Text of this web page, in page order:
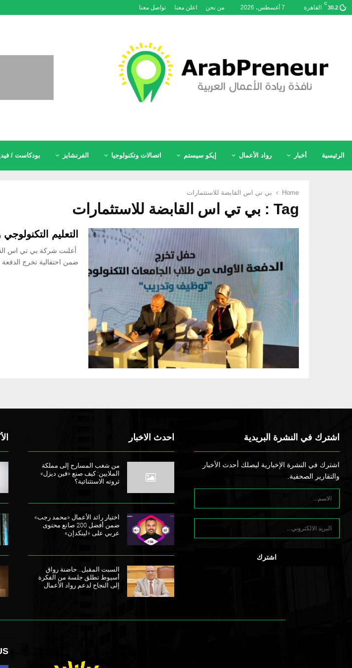
30.2
C
القاهرة 7 أغسطس، 2026 من نحن اعلن معنا تواصل معنا
الرئيسية أخبار رواد الأعمال إيكو سيستم اتصالات وتكنولوجيا الفرنشايز بودكاست /
Home بي تي اس القابضة للاستثمارات
Tag : بي تي اس القابضة للاستثمارات
التعليم
أعلنت شركة بي تي اس
ضمن احتفالية تخرج
اشترك في النشرة البريدية
اشترك في النشرة الإخبارية ليصلك أحدث الأخبار
والتقارير الصحفية.
احدث الاخبار
من شغب المسارح إلى مملكة
الملايين: كيف صنع «فين ديزل»
ثروته الاستثنائية؟
اختيار رائد الأعمال «محمد رجب»
ضمن أفضل 200 صانع محتوى
عربي على «لينكدإن»
السبت المقبل.. حاضنة رواق
أسيوط تطلق جلسة من الفكرة
إلى النجاح لدعم رواد الأعمال